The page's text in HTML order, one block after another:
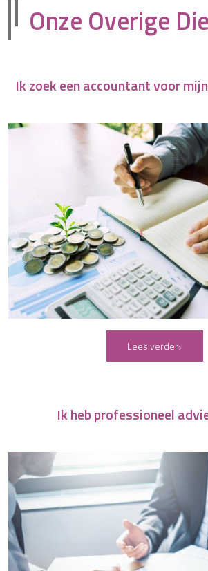
Onze Overige
Ik zoek een accountant voor
Lees verder
Ik heb professioneel